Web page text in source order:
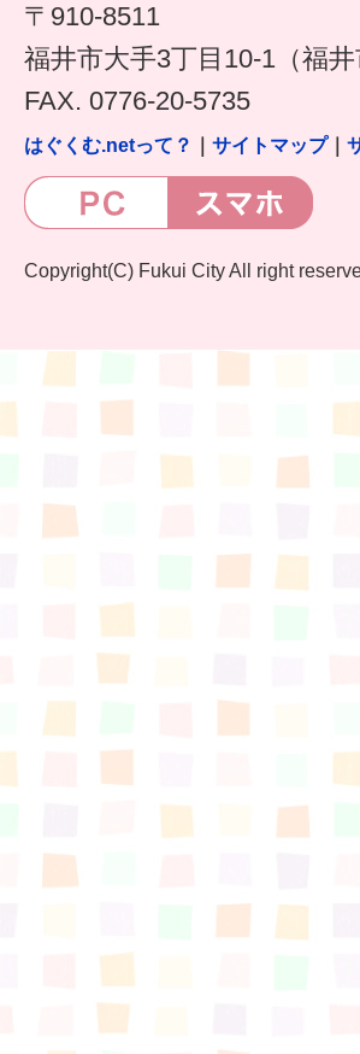
〒910-8511
福井市大手3丁目10-1（福
FAX. 0776-20-5735
はぐくむ.netって？ サイトマップ｜
Copyright(C) Fukui City All right